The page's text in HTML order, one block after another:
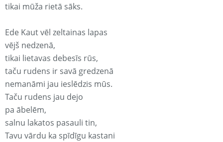
tikai mūža rietā sāks.
Ede Kaut vēl zeltainas lapas
vējš nedzenā,
tikai lietavas debesīs rūs,
taču rudens ir savā gredzenā
nemanāmi jau ieslēdzis mūs.
Taču rudens jau dejo
pa ābelēm,
salnu lakatos pasauli tin,
Tavu vārdu ka spīdīgu kastani